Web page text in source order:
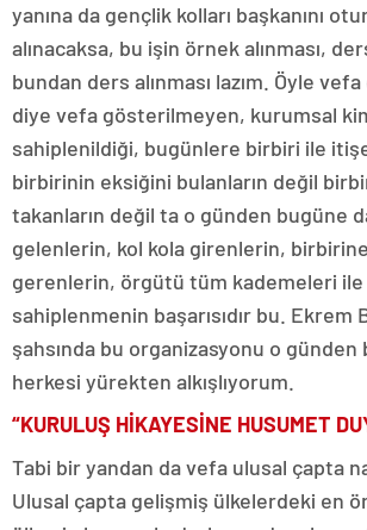
yanına da gençlik kolları başkanını
alınacaksa, bu işin örnek alınması,
bundan ders alınması lazım. Öyle
diye vefa gösterilmeyen, kurumsal
sahiplenildiği, bugünlere birbiri ile
birbirinin eksiğini bulanların değil
takanların değil ta o günden bugüne
gelenlerin, kol kola girenlerin,
gerenlerin, örgütü tüm kademeleri ile
sahiplenmenin başarısıdır bu. Ekrem
şahsında bu organizasyonu o
herkesi yürekten alkışlıyorum.
“KURULUŞ HİKAYESİNE HUSUMET
Tabi bir yandan da vefa ulusal çapta
Ulusal çapta gelişmiş ülkelerdeki en